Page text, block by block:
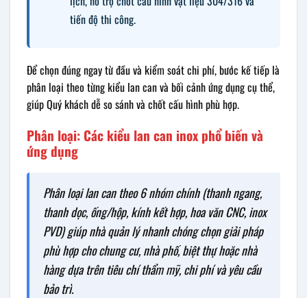
tiến độ thi công.
Để chọn đúng ngay từ đầu và kiểm soát chi phí, bước kế tiếp là
phân loại theo từng kiểu lan can và bối cảnh ứng dụng cụ thể,
giúp Quý khách dễ so sánh và chốt cấu hình phù hợp.
Phân loại: Các kiểu lan can inox phổ biến và
ứng dụng
Phân loại lan can theo 6 nhóm chính (thanh ngang,
thanh dọc, ống/hộp, kính kết hợp, hoa văn CNC, inox
PVD) giúp nhà quản lý nhanh chóng chọn giải pháp
phù hợp cho chung cư, nhà phố, biệt thự hoặc nhà
hàng dựa trên tiêu chí thẩm mỹ, chi phí và yêu cầu
bảo trì.